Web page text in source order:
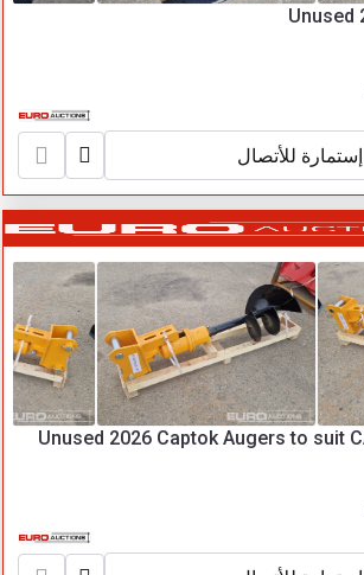
Unused
إستمارة للأتصال
Unused 2026 Captok Augers to suit